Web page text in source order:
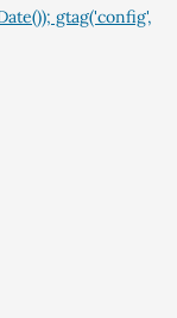
gtag('config',